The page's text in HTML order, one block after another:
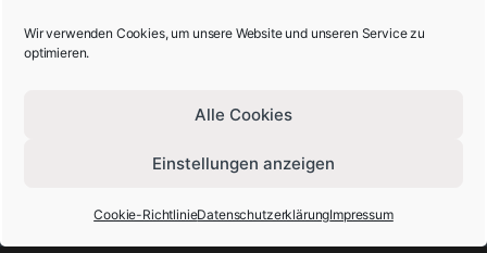
Wir verwenden Cookies, um unsere Website und unseren Service zu
optimieren.
Alle Cookies
Einstellungen anzeigen
Cookie-RichtlinieDatenschutzerklärungImpressum
+49-202-29572854